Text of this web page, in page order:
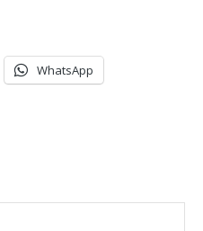
WhatsApp